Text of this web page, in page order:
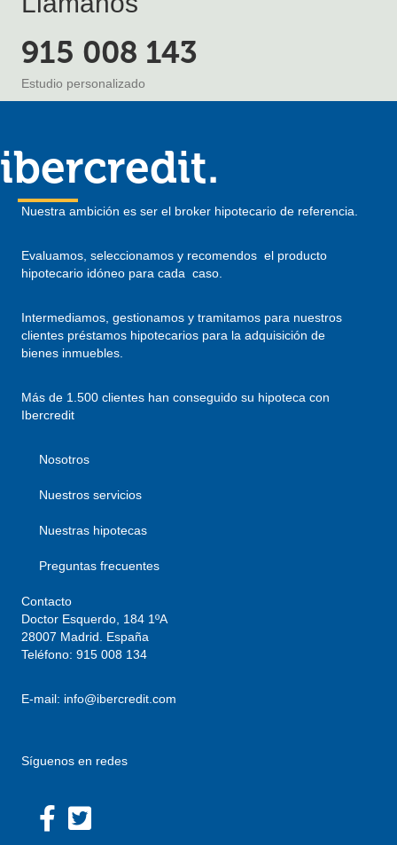
915 008 143
Estudio personalizado
ibercredit.
Nuestra ambición es ser el broker hipotecario de referencia.
Evaluamos, seleccionamos y recomendos el producto
hipotecario idóneo para cada caso.
Intermediamos, gestionamos y tramitamos para nuestros
clientes préstamos hipotecarios para la adquisición de
bienes inmuebles.
Más de 1.500 clientes han conseguido su hipoteca con
Ibercredit
Nosotros
Nuestros servicios
Nuestras hipotecas
Preguntas frecuentes
Contacto
Doctor Esquerdo, 184 1ºA
28007 Madrid. España
Teléfono: 915 008 134
E-mail: info@ibercredit.com
Síguenos en redes